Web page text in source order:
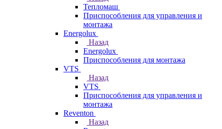
Тепломаш
Приспособления для управления и
монтажа
Energolux
Назад
Energolux
Приспособления для монтажа
VTS
Назад
VTS
Приспособления для управления и
монтажа
Reventon
Назад